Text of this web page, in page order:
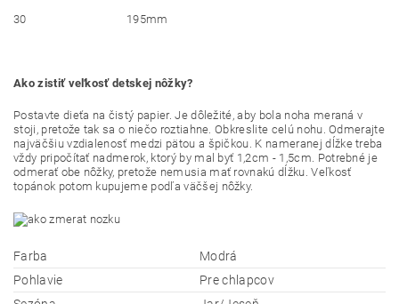
30 195mm
Ako zistiť veľkosť detskej nôžky?
Postavte dieťa na čistý papier. Je dôležité, aby bola noha meraná v
stoji, pretože tak sa o niečo roztiahne. Obkreslite celú nohu. Odmerajte
najväčšiu vzdialenosť medzi pätou a špičkou. K nameranej dĺžke treba
vždy pripočítať nadmerok, ktorý by mal byť 1,2cm - 1,5cm. Potrebné je
odmerať obe nôžky, pretože nemusia mať rovnakú dĺžku. Veľkosť
topánok potom kupujeme podľa väčšej nôžky.
Farba
Modrá
Pohlavie
Pre chlapcov